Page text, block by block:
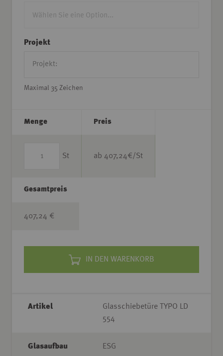
Projekt
Maximal 35 Zeichen
Menge
St
Preis
ab 407,24€/St
Gesamtpreis
407,24 €
IN DEN WARENKORB
Artikel
Glasschiebetüre TYPO LD
554
Glasaufbau ESG